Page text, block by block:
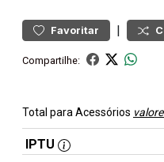
Favoritar |
Compartilhe:
Total para Acessórios
IPTU